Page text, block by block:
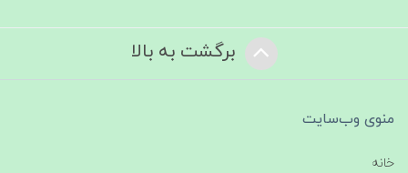
برگشت به بالا
منوی وب‌سایت
خانه